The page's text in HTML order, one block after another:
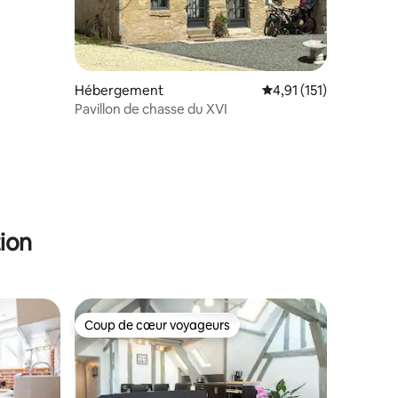
Hébergement Évaluation moyenne
4,91 (151)
Pavillon de chasse du XVI
Coup de cœur voyageurs
Coup de cœur voyageurs